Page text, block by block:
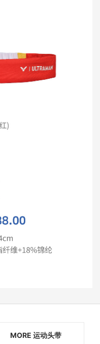
MORE 运动头带